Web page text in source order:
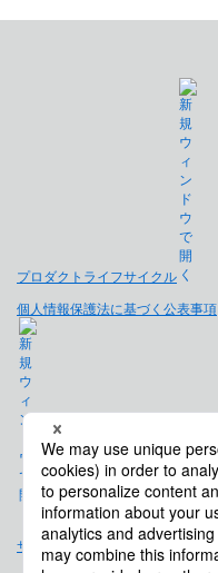
プロダクトライフサイクル
個人情報保護法に基づく公表事項
サイトマップ